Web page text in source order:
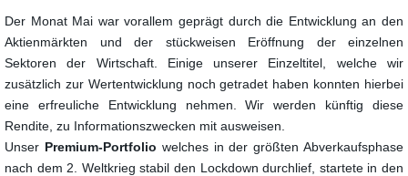
Der Monat Mai war vorallem geprägt durch die Entwicklung an den
Aktienmärkten und der stückweisen Eröffnung der einzelnen
Sektoren der Wirtschaft. Einige unserer Einzeltitel, welche wir
zusätzlich zur Wertentwicklung noch getradet haben konnten hierbei
eine erfreuliche Entwicklung nehmen. Wir werden künftig diese
Rendite, zu Informationszwecken mit ausweisen.
Unser Premium-Portfolio welches in der größten Abverkaufsphase
nach dem 2. Weltkrieg stabil den Lockdown durchlief, startete in den